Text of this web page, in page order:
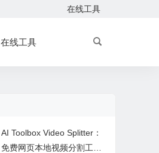
在线工具
在线工具
AI Toolbox Video Splitter：
免费网页本地视频分割工